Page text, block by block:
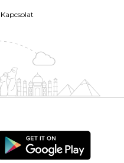
Kapcsolat